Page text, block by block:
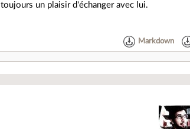
un plaisir d'échanger avec lui.
Markdown